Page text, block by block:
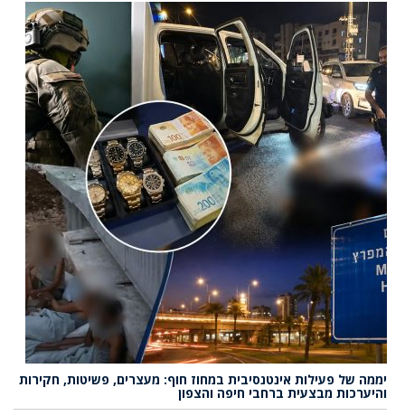
יממה של פעילות אינטנסיבית במחוז חוף: מעצרים, פשיטות, חקירות
והיערכות מבצעית ברחבי חיפה והצפון